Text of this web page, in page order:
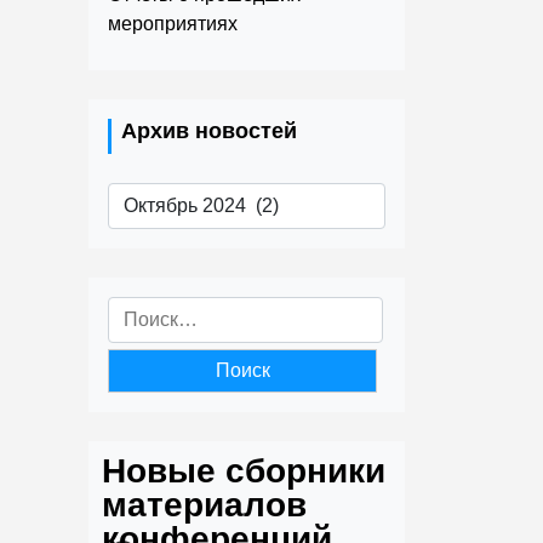
мероприятиях
Архив новостей
Архив
новостей
Найти:
Новые сборники
материалов